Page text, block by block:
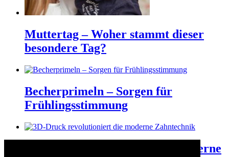
Muttertag – Woher stammt dieser
besondere Tag?
Becherprimeln – Sorgen für
Frühlingsstimmung
3D-Druck revolutioniert die moderne